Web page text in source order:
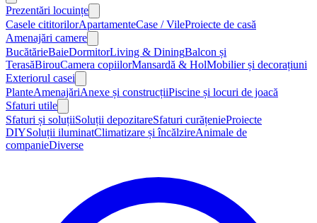
Prezentări locuințe
Casele cititorilorApartamenteCase / VileProiecte de casă
Amenajări camere
BucătărieBaieDormitorLiving & DiningBalcon și
TerasăBirouCamera copiilorMansardă & HolMobilier și decorațiuni
Exteriorul casei
PlanteAmenajăriAnexe și construcțiiPiscine și locuri de joacă
Sfaturi utile
Sfaturi și soluțiiSoluții depozitareSfaturi curățenieProiecte
DIYSoluții iluminatClimatizare și încălzireAnimale de
companieDiverse